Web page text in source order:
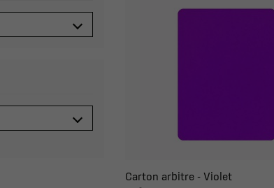
Carton arbitre - Violet